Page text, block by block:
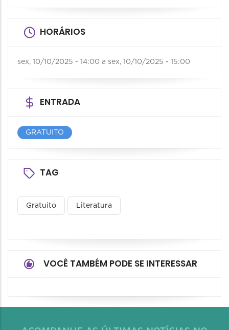
HORÁRIOS
sex, 10/10/2025 - 14:00 a sex, 10/10/2025 - 15:00
ENTRADA
GRATUITO
TAG
Gratuito Literatura
VOCÊ TAMBÉM PODE SE INTERESSAR